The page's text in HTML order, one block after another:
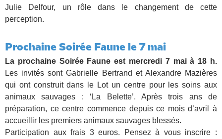
Julie Delfour, un rôle dans le changement de cette
perception.
Prochaine Soirée Faune le 7 mai
La prochaine Soirée Faune est mercredi 7 mai à 18 h.
Les invités sont Gabrielle Bertrand et Alexandre Mazières
qui ont construit dans le Lot un centre pour les soins aux
animaux sauvages : ‘La Belette’. Après trois ans de
préparation, ce centre commence depuis ce mois d’avril à
accueillir les premiers animaux sauvages blessés.
Participation aux frais 3 euros. Pensez à vous inscrire :